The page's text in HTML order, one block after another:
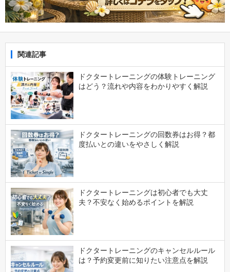
関連記事
ドクタートレーニングの体験トレーニング
はどう？流れや内容をわかりやすく解説
ドクタートレーニングの回数券はお得？都
度払いとの違いをやさしく解説
ドクタートレーニングは初心者でも大丈
夫？不安なく始めるポイントを解説
ドクタートレーニングのキャンセルルール
は？予約変更前に知りたい注意点を解説